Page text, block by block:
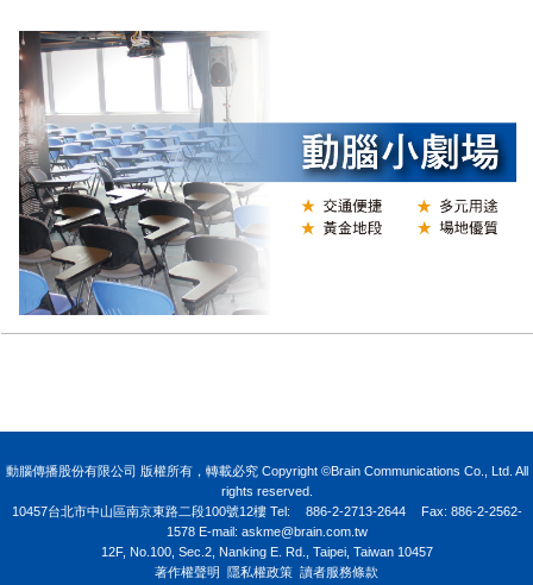
動腦傳播股份有限公司 版權所有，轉載必究 Copyright ©Brain Communications Co., Ltd. All
rights reserved.
10457台北市中山區南京東路二段100號12樓Tel: 886-2-2713-2644
Fax: 886-2-2562-
1578 E-mail: askme@brain.com.tw
12F, No.100, Sec.2, Nanking E. Rd., Taipei, Taiwan 10457
著作權聲明 隱私權政策 讀者服務條款